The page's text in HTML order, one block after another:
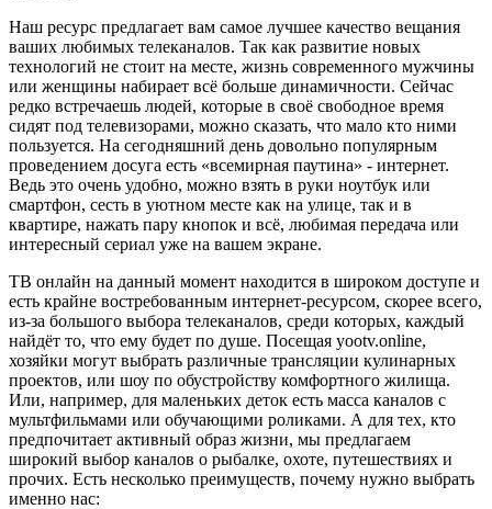
Наш ресурс предлагает вам самое лучшее качество вещания
ваших любимых телеканалов. Так как развитие новых
технологий не стоит на месте, жизнь современного мужчины
или женщины набирает всё больше динамичности. Сейчас
редко встречаешь людей, которые в своё свободное время
сидят под телевизорами, можно сказать, что мало кто ними
пользуется. На сегодняшний день довольно популярным
проведением досуга есть «всемирная паутина» - интернет.
Ведь это очень удобно, можно взять в руки ноутбук или
смартфон, сесть в уютном месте как на улице, так и в
квартире, нажать пару кнопок и всё, любимая передача или
интересный сериал уже на вашем экране.
ТВ онлайн на данный момент находится в широком доступе и
есть крайне востребованным интернет-ресурсом, скорее всего,
из-за большого выбора телеканалов, среди которых, каждый
найдёт то, что ему будет по душе. Посещая yootv.online,
хозяйки могут выбрать различные трансляции кулинарных
проектов, или шоу по обустройству комфортного жилища.
Или, например, для маленьких деток есть масса каналов с
мультфильмами или обучающими роликами. А для тех, кто
предпочитает активный образ жизни, мы предлагаем
широкий выбор каналов о рыбалке, охоте, путешествиях и
прочих. Есть несколько преимуществ, почему нужно выбрать
именно нас: